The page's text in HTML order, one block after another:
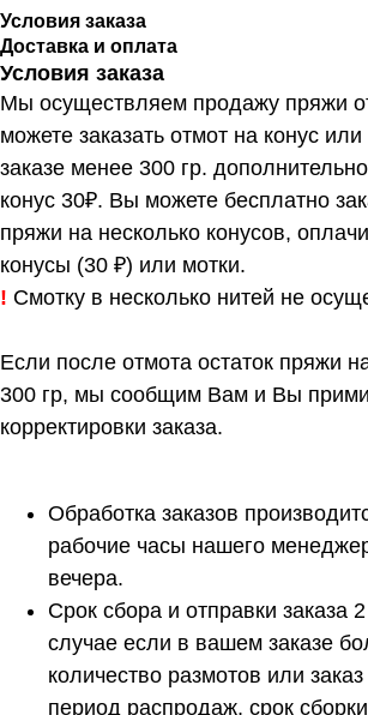
Условия заказа
Доставка и оплата
Условия заказа
Мы осуществляем продажу пряжи
можете заказать отмот на конус
заказе менее 300 гр.
конус 30₽. Вы можете бесплатно
пряжи на несколько конусов,
конусы (30 ₽) или мотки.
! Смотку в несколько нитей не
Если после отмота остаток пряжи
300 гр, мы сообщим Вам и Вы
корректировки заказа.
Обработка заказов
рабочие часы нашего
вечера.
Срок сбора и отправки заказа
случае если в вашем заказе
количество размотов или
период распродаж, срок